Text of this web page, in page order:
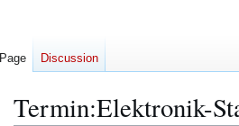
Termin:Elektronik-
Page Discussion